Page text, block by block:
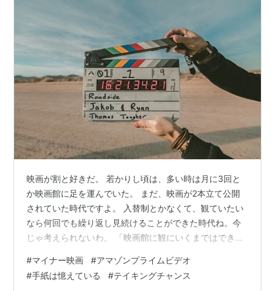
映画が割と好きだ。 若かりし頃は、多い時は月に3回と
か映画館に足を運んでいた。 まだ、映画が2本立て公開
されていた時代ですよ。 入替制とかなくて、観ていたい
なら何回でも繰り返し見続けることができた時代ね。今
じゃ考えられないわ。 「映画館に観にいくまではできな
に観れる点は有難い。 「観てみたら良かった！」という
マイナー作品にであうことがある。 そんなお勧めマイナ
#マイナー映画 #アマゾンプライムビデオ
#手紙は憶えている #テイキングチャンス